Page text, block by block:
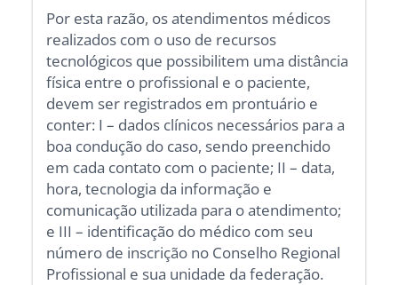
Por esta razão, os atendimentos médicos
realizados com o uso de recursos
tecnológicos que possibilitem uma distância
física entre o profissional e o paciente,
devem ser registrados em prontuário e
conter: I – dados clínicos necessários para a
boa condução do caso, sendo preenchido
em cada contato com o paciente; II – data,
hora, tecnologia da informação e
comunicação utilizada para o atendimento;
e III – identificação do médico com seu
número de inscrição no Conselho Regional
Profissional e sua unidade da federação.